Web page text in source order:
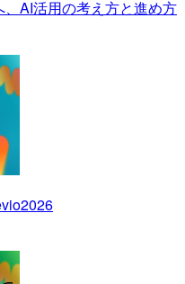
、AI活用の考え方と進め方